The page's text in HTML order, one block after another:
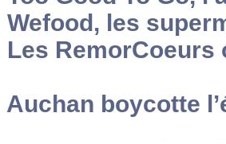
Wefood, les
Les RemorCoeurs
Auchan boycotte